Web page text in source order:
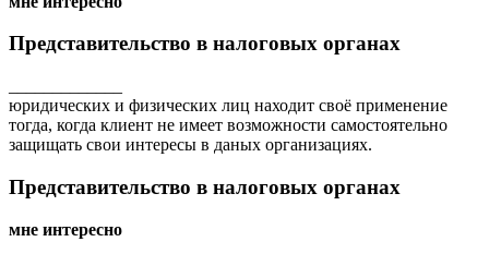
Представительство в налоговых органах
юридических и физических лиц находит своё применение
тогда, когда клиент не имеет возможности самостоятельно
защищать свои интересы в даных организациях.
Представительство в налоговых органах
мне интересно